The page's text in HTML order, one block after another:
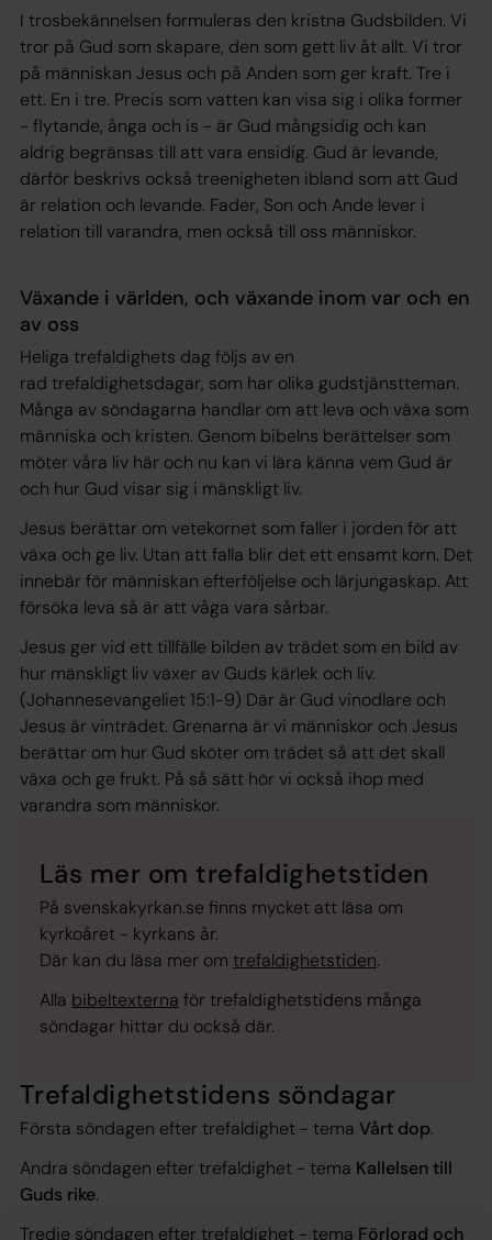
I trosbekännelsen formuleras den kristna Gudsbilden. Vi
tror på Gud som skapare, den som gett liv åt allt. Vi tror
på människan Jesus och på Anden som ger kraft. Tre i
ett. En i tre. Precis som vatten kan visa sig i olika former
- flytande, ånga och is - är Gud mångsidig och kan
aldrig begränsas till att vara ensidig. Gud är levande,
därför beskrivs också treenigheten ibland som att Gud
är relation och levande. Fader, Son och Ande lever i
relation till varandra, men också till oss människor.
Växande i världen, och växande inom var och en
av oss
Heliga trefaldighets dag följs av en
rad trefaldighetsdagar, som har olika gudstjänstteman.
Många av söndagarna handlar om att leva och växa som
människa och kristen. Genom bibelns berättelser som
möter våra liv här och nu kan vi lära känna vem Gud är
och hur Gud visar sig i mänskligt liv.
Jesus berättar om vetekornet som faller i jorden för att
växa och ge liv. Utan att falla blir det ett ensamt korn. Det
innebär för människan efterföljelse och lärjungaskap. Att
försöka leva så är att våga vara sårbar.
Jesus ger vid ett tillfälle bilden av trädet som en bild av
hur mänskligt liv växer av Guds kärlek och liv.
(Johannesevangeliet 15:1-9) Där är Gud vinodlare och
Jesus är vinträdet. Grenarna är vi människor och Jesus
berättar om hur Gud sköter om trädet så att det skall
växa och ge frukt. På så sätt hör vi också ihop med
varandra som människor.
Läs mer om trefaldighetstiden
På svenskakyrkan.se finns mycket att läsa om
kyrkoåret - kyrkans år.
Där kan du läsa mer om trefaldighetstiden.
Alla bibeltexterna för trefaldighetstidens många
söndagar hittar du också där.
Trefaldighetstidens söndagar
Första söndagen efter trefaldighet - tema Vårt dop.
Andra söndagen efter trefaldighet - tema Kallelsen till
Guds rike.
Tredje söndagen efter trefaldighet - tema Förlorad och